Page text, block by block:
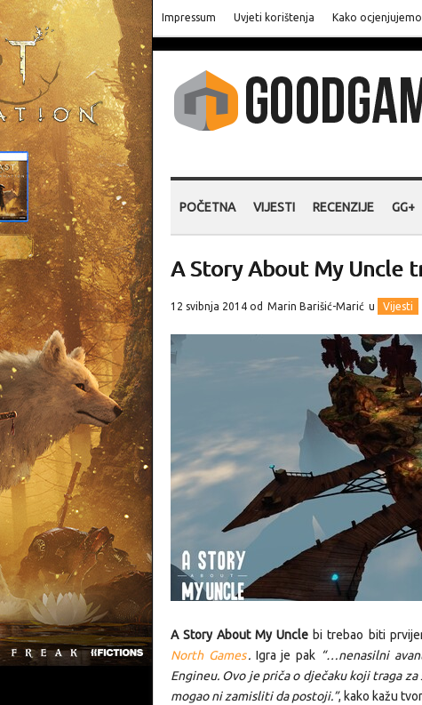
Impressum Uvjeti korištenja Kako
POČETNA VIJESTI RECENZIJE GG+
A Story About My Uncle
12 svibnja 2014 od Marin Barišić-Marić u Vijesti
A Story About My Uncle bi trebao biti
North Games .Igra je pak “…nenasilni
Engineu. Ovo je priča o dječaku koji traga
mogao ni zamisliti da postoji.”, kako kažu